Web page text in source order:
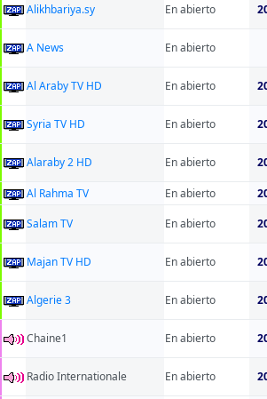
Alikhbariya.sy En abierto
A News En abierto
Al Araby TV HD En abierto
Syria TV HD En abierto
Alaraby 2 HD En abierto
Al Rahma TV En abierto
Salam TV
En abierto
Majan TV HD En abierto
Algerie 3 En abierto
Chaine1 En abierto
Radio Internationale En abierto